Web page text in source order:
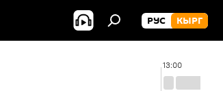
РУС КЫРГ
13:00